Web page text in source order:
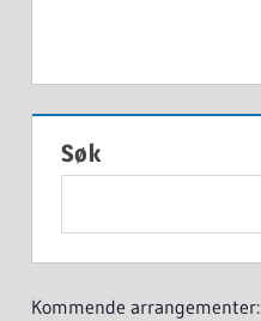
Søk
Kommende arrangementer: